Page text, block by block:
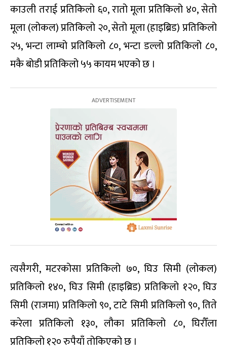
काउली तराई प्रतिकिलो ६०, रातो मूला प्रतिकिलो ४०, सेतो
मूला (लोकल) प्रतिकिलो २०, सेतो मूला (हाइब्रिड) प्रतिकिलो
२५, भन्टा लाम्चो प्रतिकिलो ८०, भन्टा डल्लो प्रतिकिलो ८०,
मकै बोडी प्रतिकिलो ५५ कायम भएको छ ।
त्यसैगरी, मटरकोसा प्रतिकिलो ७०, घिउ सिमी (लोकल)
प्रतिकिलो १४०, घिउ सिमी (हाइब्रिड) प्रतिकिलो १२०, घिउ
सिमी (राजमा) प्रतिकिलो ९०, टाटे सिमी प्रतिकिलो ९०, तिते
करेला प्रतिकिलो १३०, लौका प्रतिकिलो ८०, घिरौँला
प्रतिकिलो १२० रुपैयाँ तोकिएको छ ।